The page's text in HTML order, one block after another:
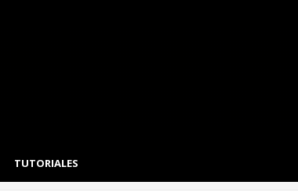
TUTORIALES